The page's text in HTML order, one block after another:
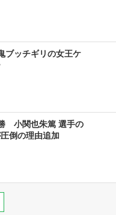
ッチギリの女王ケ
小関也朱篤 選手の
倒の理由追加